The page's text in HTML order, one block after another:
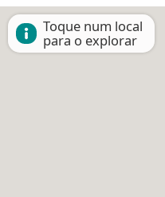
Toque num local
para o explorar